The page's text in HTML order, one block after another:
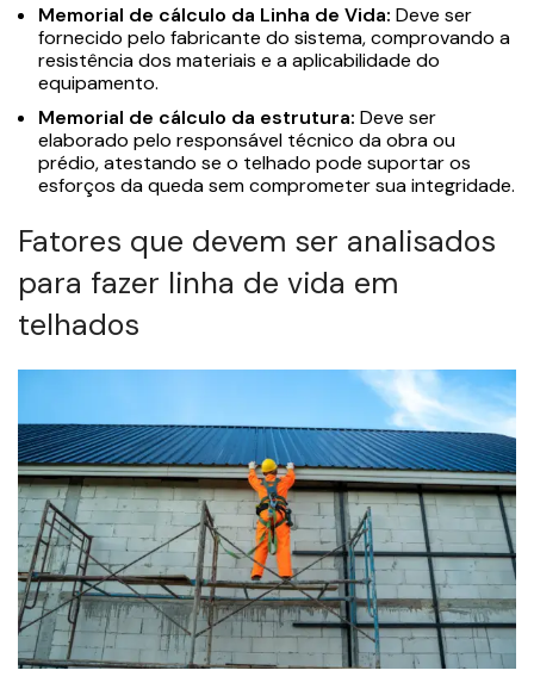
Memorial de cálculo da Linha de Vida: Deve ser
fornecido pelo fabricante do sistema, comprovando a
resistência dos materiais e a aplicabilidade do
equipamento.
Memorial de cálculo da estrutura: Deve ser
elaborado pelo responsável técnico da obra ou
prédio, atestando se o telhado pode suportar os
esforços da queda sem comprometer sua integridade.
Fatores que devem ser analisados
para fazer linha de vida em
telhados